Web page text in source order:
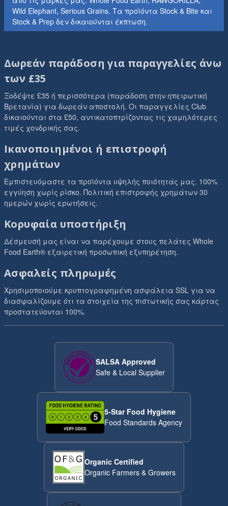
Wild Elephant, Serious Grains. Τα προϊόντα Stock & Bite και
Stock & Prep δεν δικαιούνται έκπτωση.
Δωρεάν παράδοση για παραγγελίες άνω
των £35
Ξοδέψτε £35 ή περισσότερα (παράδοση στην ηπειρωτική
Βρετανία) για δωρεάν αποστολή. Οι παραγγελίες Club
δικαιούνται στα £50, αντικατοπτρίζοντας τις χαμηλότερες
τιμές χονδρικής σας.
Ικανοποιημένοι ή επιστροφή
χρημάτων
Εμπιστευόμαστε τα προϊόντα υψηλής ποιότητάς μας. 100%
εγγύηση χωρίς ρίσκο. Πολιτική επιστροφής χρημάτων 30
ημερών χωρίς ερωτήσεις.
Κορυφαία υποστήριξη
Δέσμευσή μας είναι να παρέχουμε στους πελάτες Whole
Food Earth® εξαιρετική προσωπική εξυπηρέτηση.
Ασφαλείς πληρωμές
Χρησιμοποιούμε κρυπτογραφημένη ασφάλεια SSL για να
διασφαλίζουμε ότι τα στοιχεία της πιστωτικής σας κάρτας
προστατεύονται 100%.
SALSA Approved
Safe & Local Supplier
5-Star Food Hygiene
Food Standards Agency
Organic Certified
Organic Farmers & Growers